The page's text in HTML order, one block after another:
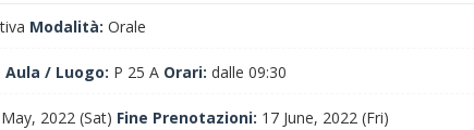
Modalità: Orale
Aula / Luogo: P 25 A Orari: dalle 09:30
2022 (Sat) Fine Prenotazioni: 17 June, 2022 (Fri)